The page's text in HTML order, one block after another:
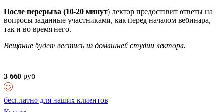
После перерыва (10-20 минут) лектор предоставит ответы на
вопросы заданные участниками, как перед началом вебинара,
так и во время него.
Вещание будет вестись из домашней студии лектора.
3 660 руб.
бесплатно для наших клиентов